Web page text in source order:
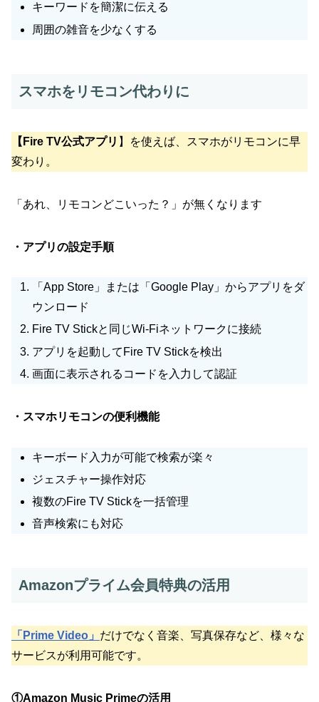
キーワードを簡潔に伝える
周囲の雑音を少なくする
スマホをリモコン代わりに
【Fire TV公式アプリ 】を使えば、スマホがリモコンに早
変わり。
「あれ、リモコンどこいった？」が無くなります
・アプリの設定手順
「App Store」または「Google Play」からアプリをダ
ウンロード
Fire TV Stickと同じWi-Fiネットワークに接続
アプリを起動してFire TV Stickを検出
画面に表示されるコードを入力して認証
・スマホリモコンの便利機能
キーボード入力が可能で検索が楽々
ジェスチャー操作対応
複数のFire TV Stickを一括管理
音声検索にも対応
Amazonプライム会員特典の活用
「Prime Video」 だけでなく音楽、写真保存など、様々な
サービスが利用可能です。
①Amazon Music Primeの活用